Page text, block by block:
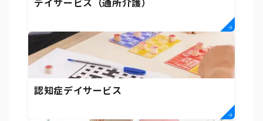
デイサービス（通所介護）
認知症デイサービス